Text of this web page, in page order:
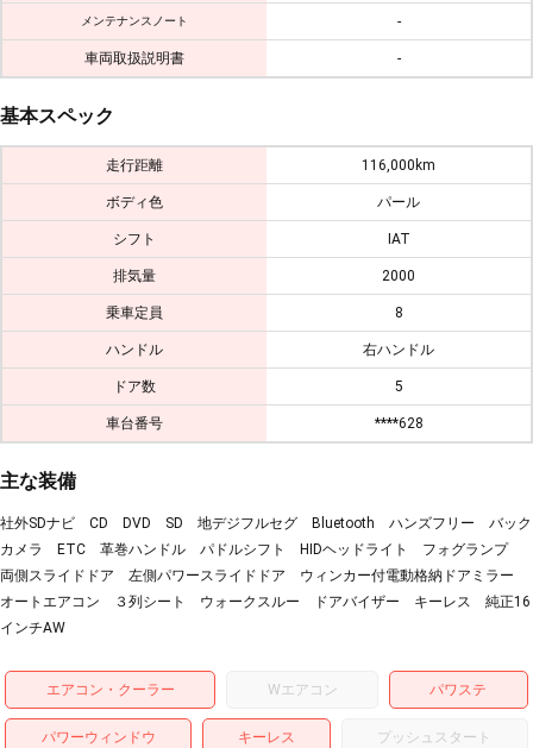
メンテナンスノート -
車両取扱説明書 -
基本スペック
走行距離 116,000km
ボディ色 パール
シフト IAT
排気量 2000
乗車定員 8
ハンドル 右ハンドル
ドア数 5
車台番号 ****628
主な装備
社外SDナビ CD DVD SD 地デジフルセグ Bluetooth ハンズフリー バック
カメラ ETC 革巻ハンドル パドルシフト HIDヘッドライト フォグランプ
両側スライドドア 左側パワースライドドア ウィンカー付電動格納ドアミラー
オートエアコン ３列シート ウォークスルー ドアバイザー キーレス 純正16
インチAW
エアコン・クーラー Wエアコン パワステ
パワーウィンドウ キーレス プッシュスタート